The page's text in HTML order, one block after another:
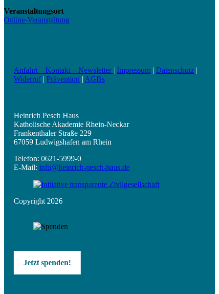
Veranstaltungsort
Online-Veranstaltung
Anfahrt – Kontakt – Newsletter | Impressum | Datenschutz |
Widerruf| Prävention | AGBs
Heinrich Pesch Haus
Katholische Akademie Rhein-Neckar
Frankenthaler Straße 229
67059 Ludwigshafen am Rhein
Telefon: 0621-5999-0
E-Mail: info@heinrich-pesch-haus.de
Copyright 2026
Jetzt spenden!